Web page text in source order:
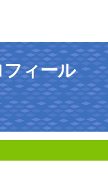
ィール